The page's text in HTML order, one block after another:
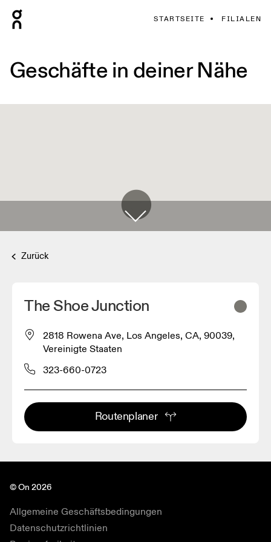
STARTSEITE FILIALEN
Geschäfte in deiner Nähe
Zurück
The Shoe Junction
2818 Rowena Ave, Los Angeles, CA, 90039,
Vereinigte Staaten
323-660-0723
Routenplaner
© On 2026
Allgemeine Geschäftsbedingungen
Datenschutzrichtlinien